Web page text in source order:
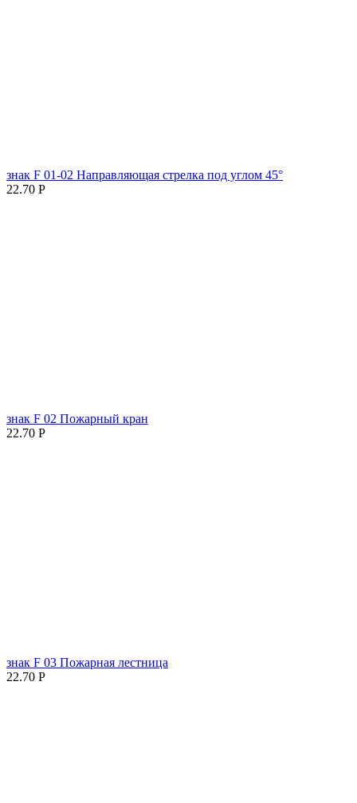
знак F 01-02 Направляющая стрелка под углом 45°
22.70 Р
знак F 02 Пожарный кран
22.70 Р
знак F 03 Пожарная лестница
22.70 Р